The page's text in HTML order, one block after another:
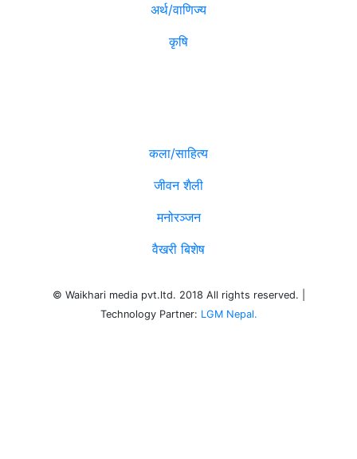
अर्थ/वाणिज्य
कृषि
कला/साहित्य
जीवन शैली
मनोरञ्जन
वैखरी बिशेष
© Waikhari media pvt.ltd. 2018 All rights reserved. |
Technology Partner: LGM Nepal.